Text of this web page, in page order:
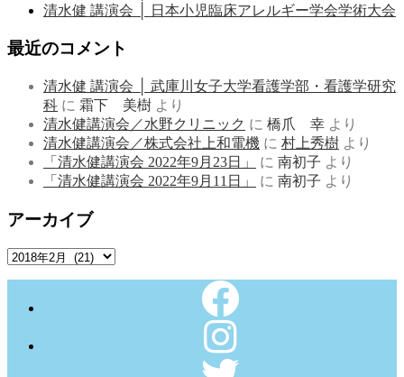
清水健 講演会 │ 日本小児臨床アレルギー学会学術大会
最近のコメント
清水健 講演会 │ 武庫川女子大学看護学部・看護学研究
科 に 霜下 美樹 より
清水健講演会／水野クリニック に 橋爪 幸 より
清水健講演会／株式会社上和電機 に 村上秀樹 より
「清水健講演会 2022年9月23日」
に 南初子 より
「清水健講演会 2022年9月11日」
に 南初子 より
アーカイブ
ア